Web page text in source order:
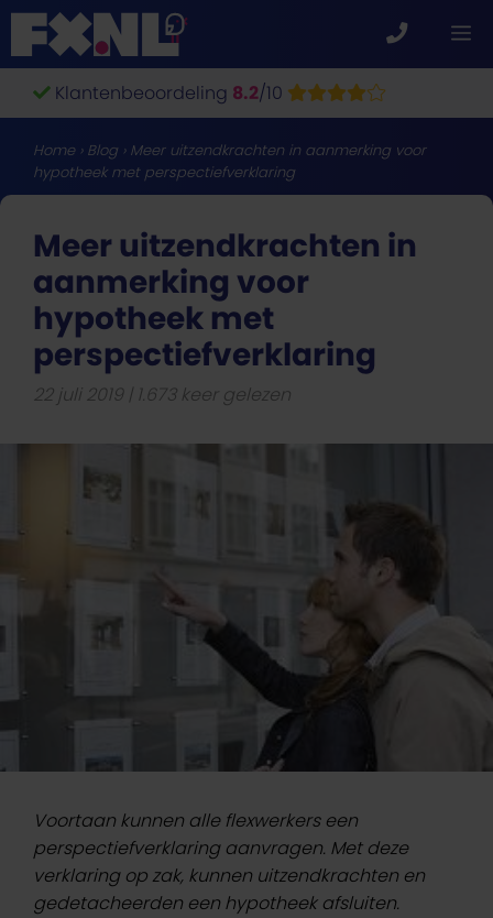
Ga
naar
de
inhoudKlantenbeoordeling 8.2/10
Home› Blog › Meer uitzendkrachten in aanmerking voor
hypotheek met perspectiefverklaring
Meer uitzendkrachten in
aanmerking voor
hypotheek met
perspectiefverklaring
22 juli 2019 1.673 keer gelezen
Voortaan kunnen alle flexwerkers een
perspectiefverklaring aanvragen. Met deze
verklaring op zak, kunnen uitzendkrachten en
gedetacheerden een hypotheek afsluiten.